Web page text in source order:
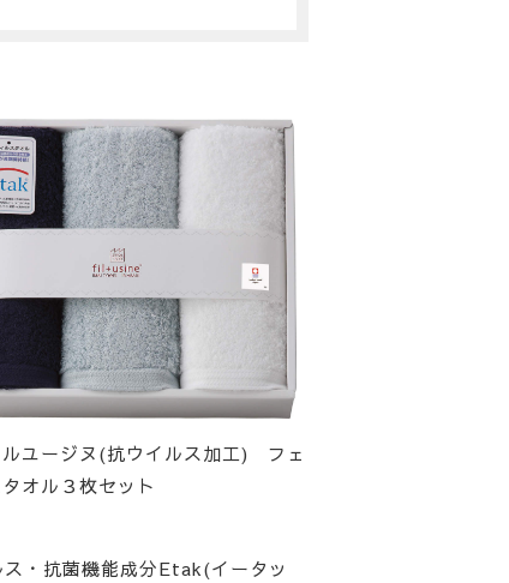
ルユージヌ(抗ウイルス加工) フェ
オル３枚セット
ス・抗菌機能成分Etak(イータッ